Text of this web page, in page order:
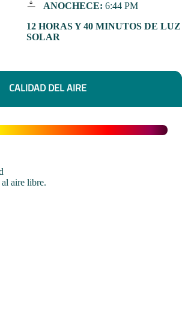
ANOCHECE: 6:44 PM
12 HORAS Y 40 MINUTOS DE LUZ
SOLAR
CALIDAD DEL AIRE
aire libre.